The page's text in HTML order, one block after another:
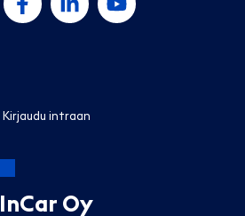
Kirjaudu intraan
InCar Oy